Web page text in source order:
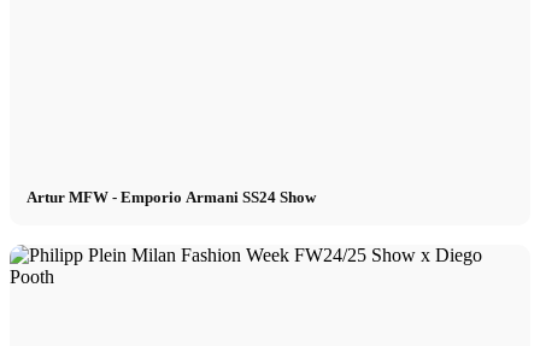
Artur MFW - Emporio Armani SS24 Show